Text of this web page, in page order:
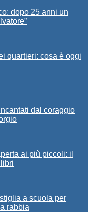
dopo 25 anni un
quartieri: cosa è oggi
dal coraggio
ai più piccoli: il
a scuola per
rabbia